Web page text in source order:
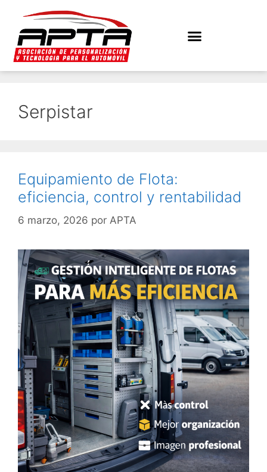
Serpistar
Equipamiento de Flota:
eficiencia, control y rentabilidad
6 marzo, 2026 por APTA